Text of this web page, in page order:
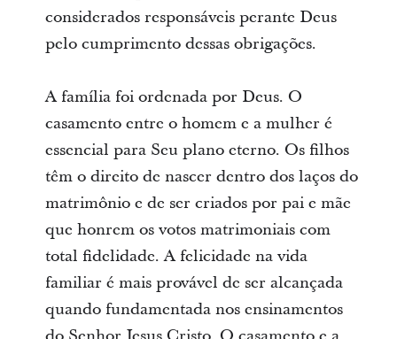
considerados responsáveis perante Deus
pelo cumprimento dessas obrigações.
A família foi ordenada por Deus. O
casamento entre o homem e a mulher é
essencial para Seu plano eterno. Os filhos
têm o direito de nascer dentro dos laços do
matrimônio e de ser criados por pai e mãe
que honrem os votos matrimoniais com
total fidelidade. A felicidade na vida
familiar é mais provável de ser alcançada
quando fundamentada nos ensinamentos